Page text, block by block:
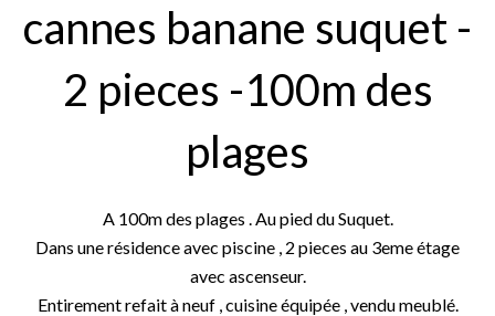
cannes banane suquet -
2 pieces -100m des
plages
A 100m des plages . Au pied du Suquet.
Dans une résidence avec piscine , 2 pieces au 3eme étage
avec ascenseur.
Entirement refait à neuf , cuisine équipée , vendu meublé.